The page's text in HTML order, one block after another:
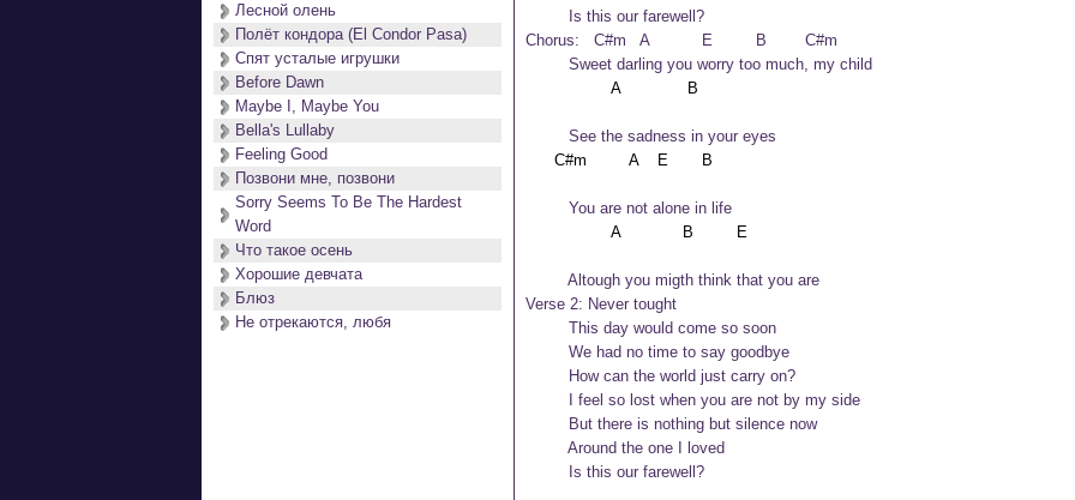
         Is this our farewell?
Chorus:   C#m   A           E         B        C#m
         Sweet darling you worry too much, my child
         See the sadness in your eyes
         You are not alone in life
         Altough you migth think that you are
Verse 2: Never tought
         This day would come so soon
         We had no time to say goodbye
         How can the world just carry on?
         I feel so lost when you are not by my side
         But there is nothing but silence now
         Around the one I loved
         Is this our farewell?
Лесной олень
Полёт кондора (El Condor Pasa)
Спят усталые игрушки
Before Dawn
Maybe I, Maybe You
Bella's Lullaby
Feeling Good
Позвони мне, позвони
Sorry Seems To Be The Hardest
Word
Что такое осень
Хорошие девчата
Блюз
Не отрекаются, любя